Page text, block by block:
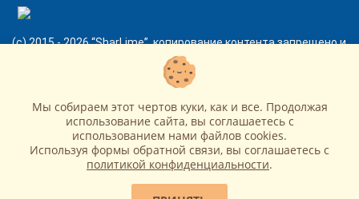
(с) 2015 - 2026 “SharLime”, копирование контента запрещено и
Мы собираем этот чертов куки, как и все. Продолжая
использование сайта, вы соглашаетесь c
использованием нами файлов cookies.
Используя формы обратной связи, вы соглашаетесь с
политикой конфиденциальности.